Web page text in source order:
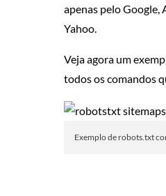
apenas pelo Google,
Yahoo.
Veja agora um
todos os comandos
Exemplo de robots.txt